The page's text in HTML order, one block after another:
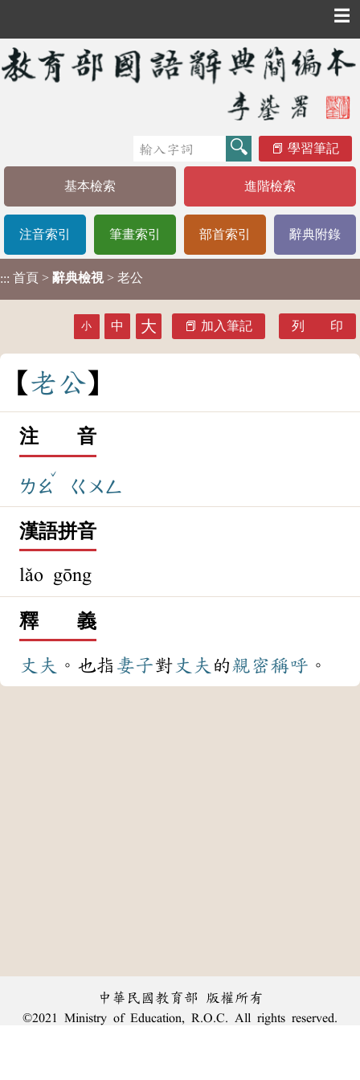
☰
學習筆記
基本檢索 進階檢索
注音索引 筆畫索引 部首索引 辭典附錄
::: 首頁 > 辭典檢視 > 老公
小 中 大 加入筆記 列 印
老公
注 音
ㄌㄠ
ˇ
ㄍㄨㄥ
漢語拼音
lǎo gōng
釋 義
丈夫 。也指 妻子對 丈夫 的 親密稱呼 。
中華民國教育部 版權所有
©2021 Ministry of Education, R.O.C. All rights reserved.